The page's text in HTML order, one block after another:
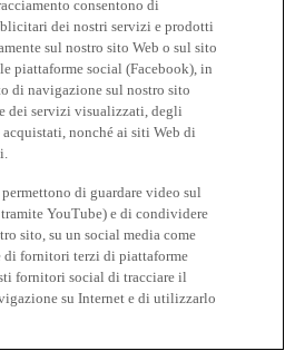
consentono di
dei nostri servizi e prodotti
sul nostro sito Web o sul sito
piattaforme social (Facebook), in
di navigazione sul nostro sito
dei servizi visualizzati, degli
nonché ai siti Web di
di guardare video sul
YouTube) e di condividere
sito, su un social media come
di fornitori terzi di piattaforme
fornitori social di tracciare il
su Internet e di utilizzarlo